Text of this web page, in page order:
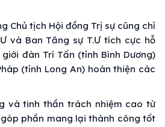
Chủ tịch Hội đồng Trị sự cũng chỉ
và Ban Tăng sự T.Ư tích cực hỗ
đàn Trí Tấn (tỉnh Bình Dương)
(tỉnh Long An) hoàn thiện các
và tinh thần trách nhiệm cao từ
phần mang lại thành công tốt